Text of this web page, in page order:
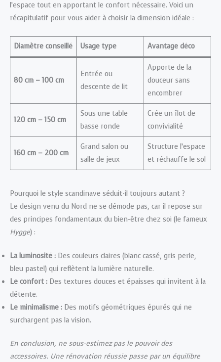
l’espace tout en apportant le confort nécessaire. Voici un
récapitulatif pour vous aider à choisir la dimension idéale :
Diamètre conseillé Usage type Avantage déco
80 cm – 100 cm
Entrée ou
descente de lit
Apporte de la
douceur sans
encombrer
120 cm – 150 cm
Sous une table
basse ronde
Crée un îlot de
convivialité
160 cm – 200 cm
Grand salon ou
salle de jeux
Structure l’espace
et réchauffe le sol
Pourquoi le style scandinave séduit-il toujours autant ?
Le design venu du Nord ne se démode pas, car il repose sur
des principes fondamentaux du bien-être chez soi (le fameux
Hygge) :
La luminosité : Des couleurs claires (blanc cassé, gris perle,
bleu pastel) qui reflètent la lumière naturelle.
Le confort : Des textures douces et épaisses qui invitent à la
détente.
Le minimalisme : Des motifs géométriques épurés qui ne
surchargent pas la vision.
En conclusion, ne sous-estimez pas le pouvoir des
accessoires. Une rénovation réussie passe par un équilibre